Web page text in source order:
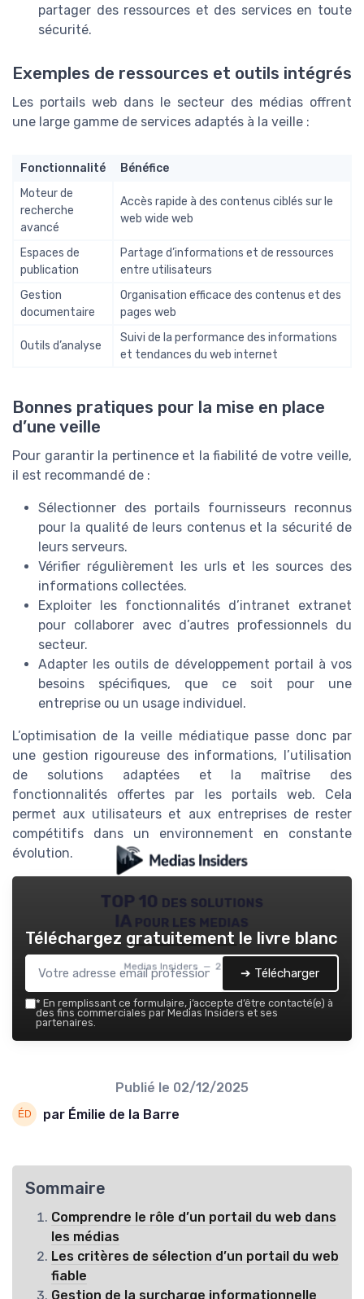
partager des ressources et des services en toute
sécurité.
Exemples de ressources et outils intégrés
Les portails web dans le secteur des médias offrent
une large gamme de services adaptés à la veille :
Fonctionnalité
Bénéfice
Moteur de
recherche
avancé
Accès rapide à des contenus ciblés sur le
web wide web
Espaces de
publication
Partage d’informations et de ressources
entre utilisateurs
Gestion
documentaire
Organisation efficace des contenus et des
pages web
Outils d’analyse
Suivi de la performance des informations
et tendances du web internet
Bonnes pratiques pour la mise en place
d’une veille
Pour garantir la pertinence et la fiabilité de votre veille,
il est recommandé de :
Sélectionner des portails fournisseurs reconnus
pour la qualité de leurs contenus et la sécurité de
leurs serveurs.
Vérifier régulièrement les urls et les sources des
informations collectées.
Exploiter les fonctionnalités d’intranet extranet
pour collaborer avec d’autres professionnels du
secteur.
Adapter les outils de développement portail à vos
besoins spécifiques, que ce soit pour une
entreprise ou un usage individuel.
L’optimisation de la veille médiatique passe donc par
une gestion rigoureuse des informations, l’utilisation
de solutions adaptées et la maîtrise des
fonctionnalités offertes par les portails web. Cela
permet aux utilisateurs et aux entreprises de rester
compétitifs dans un environnement en constante
évolution.
TOP 10 des solutions
IA pour les medias
Medias Insiders — 2026
Téléchargez gratuitement le livre blanc
➔ Télécharger
* En remplissant ce formulaire, j’accepte d’être contacté(e) à
des fins commerciales par Medias Insiders et ses
partenaires.
Publié le 02/12/2025
par Émilie de la Barre
Sommaire
Comprendre le rôle d’un portail du web dans
les médias
Les critères de sélection d’un portail du web
fiable
Gestion de la surcharge informationnelle